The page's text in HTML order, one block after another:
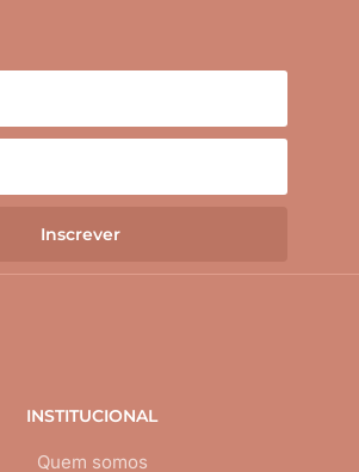
Inscrever
INSTITUCIONAL
Quem somos